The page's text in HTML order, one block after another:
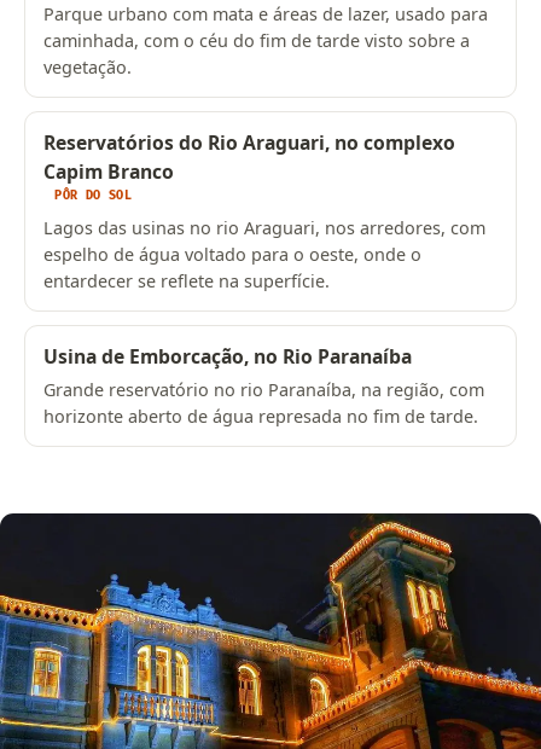
Parque urbano com mata e áreas de lazer, usado para
caminhada, com o céu do fim de tarde visto sobre a
vegetação.
Reservatórios do Rio Araguari, no complexo
Capim Branco
PÔR DO SOL
Lagos das usinas no rio Araguari, nos arredores, com
espelho de água voltado para o oeste, onde o
entardecer se reflete na superfície.
Usina de Emborcação, no Rio Paranaíba
Grande reservatório no rio Paranaíba, na região, com
horizonte aberto de água represada no fim de tarde.